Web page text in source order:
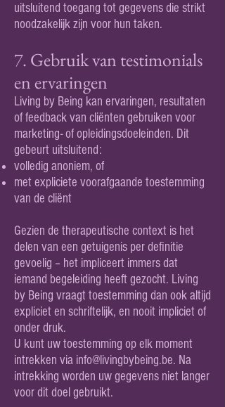
uitsluitend toegang tot gegevens die strikt
noodzakelijk zijn voor hun taken.
7. Gebruik van testimonials
en ervaringen
Living by Being kan ervaringen, resultaten
of feedback van cliënten gebruiken voor
marketing- of opleidingsdoeleinden. Dit
gebeurt uitsluitend:
volledig anoniem, of
met expliciete voorafgaande toestemming
van de cliënt
Gezien de therapeutische context is het
delen van een getuigenis per definitie
gevoelig – het impliceert immers dat
iemand begeleiding heeft gezocht. Living
by Being vraagt toestemming dan ook altijd
expliciet en schriftelijk, en nooit impliciet of
onder druk.
U kunt uw toestemming op elk moment
intrekken via info@livingbybeing.be. Na
intrekking worden uw gegevens niet langer
voor dit doel gebruikt.